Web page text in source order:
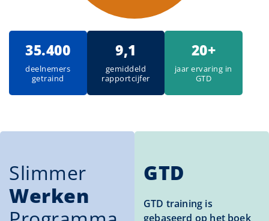
35.400
deelnemers
getraind
9,1
gemiddeld
rapportcijfer
20+
jaar ervaring in
GTD
Slimmer
Werken
GTD
GTD training is
gebaseerd op het boek